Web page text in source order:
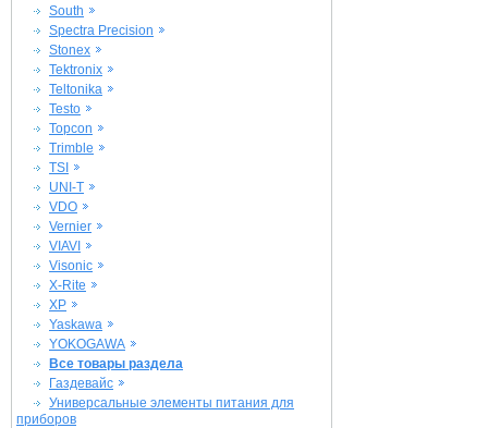
South
Spectra Precision
Stonex
Tektronix
Teltonika
Testo
Topcon
Trimble
TSI
UNI-T
VDO
Vernier
VIAVI
Visonic
X-Rite
XP
Yaskawa
YOKOGAWA
Все товары раздела
Газдевайс
Универсальные элементы питания для
приборов